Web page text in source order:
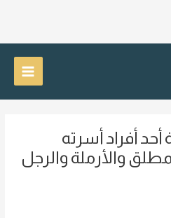
Main
أحد أفراد أسرته
والأرملة والرجل